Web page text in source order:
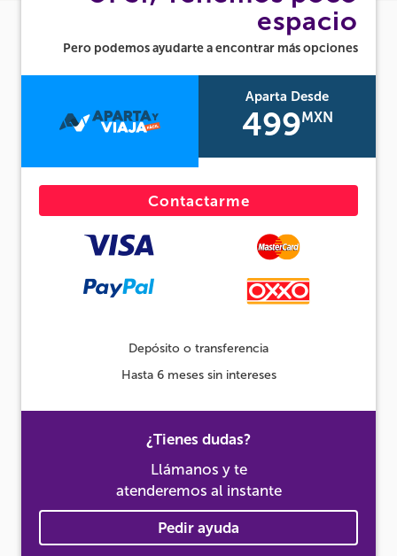
espacio
Pero podemos ayudarte a encontrar más opciones
Aparta Desde
499MXN
Contactarme
Depósito o transferencia
Hasta 6 meses sin intereses
¿Tienes dudas?
Llámanos y te
atenderemos al instante
Pedir ayuda